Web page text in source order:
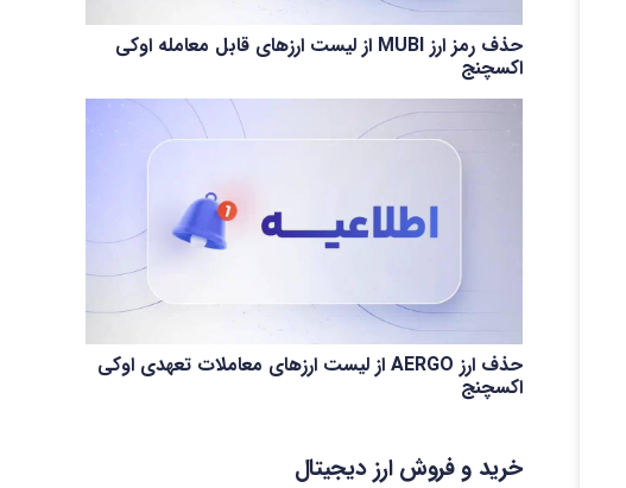
حذف رمز ارز MUBI از لیست ارزهای قابل معامله اوکی
اکسچنج
حذف ارز AERGO از لیست ارزهای معاملات تعهدی اوکی
اکسچنج
خرید و فروش ارز دیجیتال